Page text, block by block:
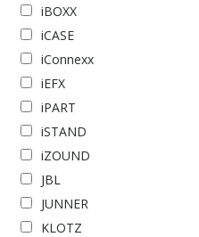
iBOXX
iCASE
iConnexx
iEFX
iPART
iSTAND
iZOUND
JBL
JUNNER
KLOTZ